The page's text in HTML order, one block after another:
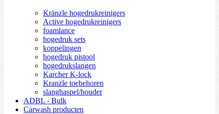
Kränzle hogedrukreinigers
Active hogedrukreinigers
foamlance
hogedruk sets
koppelingen
hogedruk pistool
hogedrukslangen
Karcher K-lock
Kranzle toebehoren
slanghaspel/houder
ADBL - Bulk
Carwash producten